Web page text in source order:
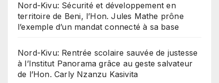
Nord-Kivu: Sécurité et développement en
territoire de Beni, l’Hon. Jules Mathe prône
l’exemple d’un mandat connecté à sa base
Nord-Kivu: Rentrée scolaire sauvée de justesse
à l’Institut Panorama grâce au geste salvateur
de l’Hon. Carly Nzanzu Kasivita